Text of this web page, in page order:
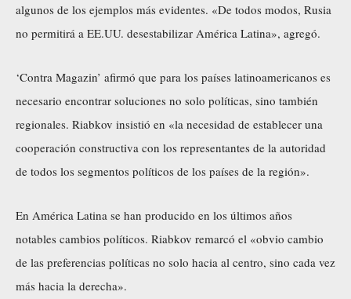
algunos de los ejemplos más evidentes. «De todos modos, Rusia
no permitirá a EE.UU. desestabilizar América Latina», agregó.
‘Contra Magazin’ afirmó que para los países latinoamericanos es
necesario encontrar soluciones no solo políticas, sino también
regionales. Riabkov insistió en «la necesidad de establecer una
cooperación constructiva con los representantes de la autoridad
de todos los segmentos políticos de los países de la región».
En América Latina se han producido en los últimos años
notables cambios políticos. Riabkov remarcó el «obvio cambio
de las preferencias políticas no solo hacia al centro, sino cada vez
más hacia la derecha».